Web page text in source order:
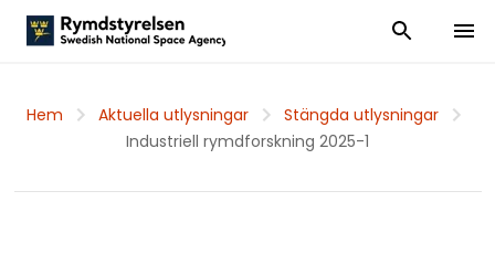
Visa och dölj
Visa
Hem Aktuella utlysningar
Stängda utlysningar
Industriell rymdforskning 2025-1